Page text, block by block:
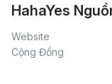
HahaYes
Website
Cộng Đồng